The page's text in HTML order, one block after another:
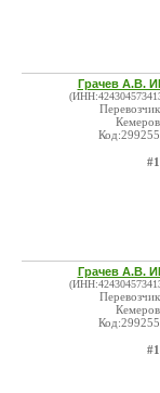
Грачев А.В.
Перевозчик ,
Грачев А.В.
Перевозчик ,